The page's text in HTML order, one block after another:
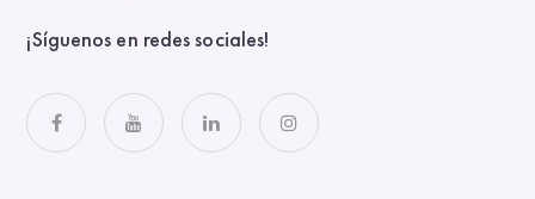
¡Síguenos en redes sociales!